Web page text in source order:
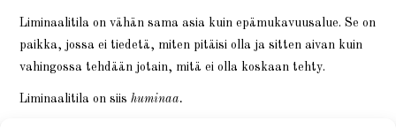
Liminaalitila on vähän sama asia kuin epämukavuusalue. Se on
paikka, jossa ei tiedetä, miten pitäisi olla ja sitten aivan kuin
vahingossa tehdään jotain, mitä ei olla koskaan tehty.
Liminaalitila on siishuminaa.